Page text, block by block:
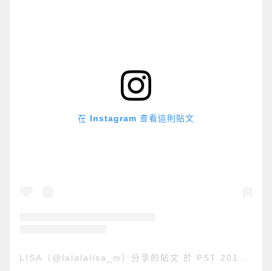
在 Instagram 查看這則貼文
LISA（@lalalalisa_m）分享的貼文 於 PST 2019 年 12月 月 24 日 上午 8:03